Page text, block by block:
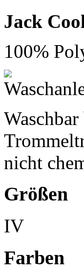
Jack
100%
nicht
Größen
IV
Farben